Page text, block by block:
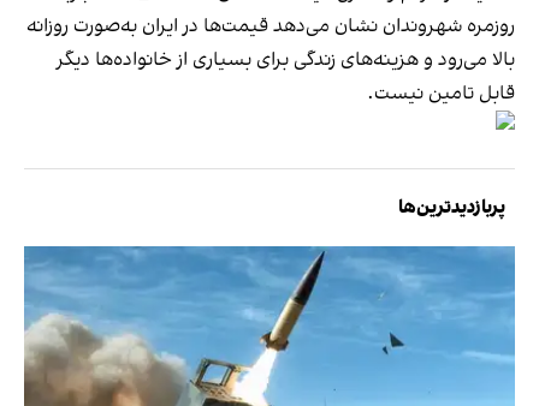
روزمره شهروندان نشان می‌دهد قیمت‌ها در ایران به‌صورت روزانه
بالا می‌رود و هزینه‌های زندگی برای بسیاری از خانواده‌ها دیگر
قابل تامین نیست.
پربازدیدترین‌ها